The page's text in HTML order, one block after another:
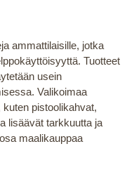
ammattilaisille, jotka
Tuotteet
usein
Valikoimaa
pistoolikahvat,
lisäävät tarkkuutta ja
maalikauppaa